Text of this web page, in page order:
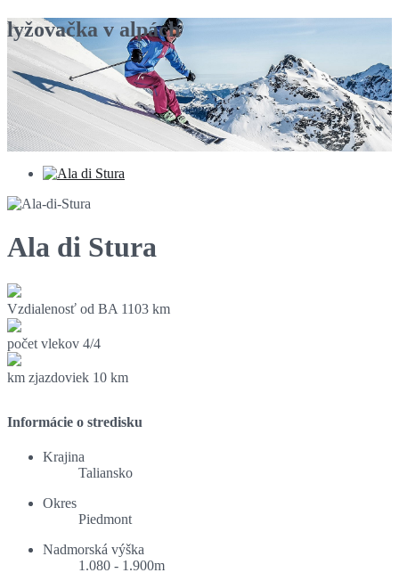
lyžovačka v alpách
Ala di Stura
Vzdialenosť od BA 1103 km
počet vlekov 4/4
km zjazdoviek 10 km
Informácie o stredisku
Krajina
Taliansko
Okres
Piedmont
Nadmorská výška
1.080 - 1.900m